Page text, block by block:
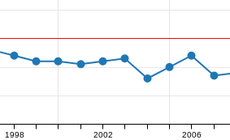
1998 2002 2006